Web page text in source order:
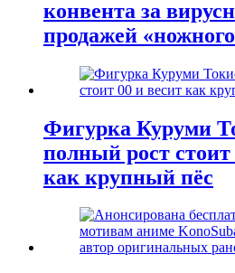
конвента за
продажей
Фигурка Куруми
полный рост стоит
как крупный пёс